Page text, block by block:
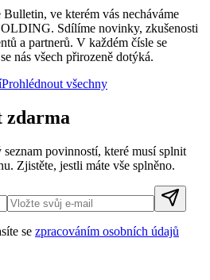
ve kterém vás necháváme
Sdílíme novinky, zkušenosti
a partnerů. V každém čísle se
nás všech přirozeně dotýká.
Prohlédnout všechny
zdarma
seznam povinností, které musí splnit
Zjistěte, jestli máte vše splněno.
se zpracováním osobních údajů